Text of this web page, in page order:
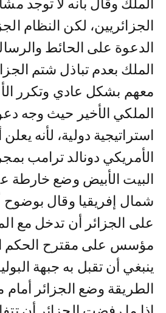
الملك وقال بأنه لا توجد
الجزائريين، لكن النظام
الدعوة على الحائط
الملك بعدم تباذل شتم
معهم بشكل عادي وتكرر
الملكي الأخير حيث وجه
استراتيجية دولية، لأنه
الأمريكي دونالد ترامب
البيت الأبيض وضع خارطة
شمال إفريقيا وقال
على الجزائر أن تدخل مع
مؤسس على مقترح الحكم
ينبغي أن تقبل به جبهة
الطريقة وضع الجزائر أمام